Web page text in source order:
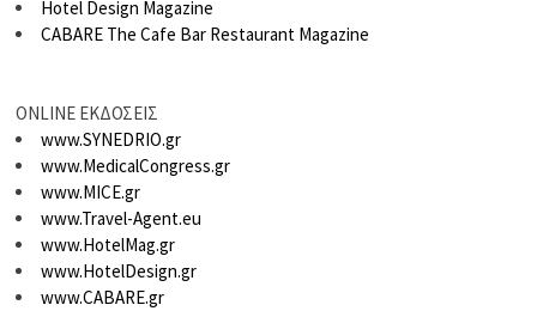
Hotel Design Magazine
CABARE The Cafe Bar Restaurant Magazine
ONLINE ΕΚΔΟΣΕΙΣ
www.SYNEDRIO.gr
www.MedicalCongress.gr
www.MICE.gr
www.Travel-Agent.eu
www.HotelMag.gr
www.HotelDesign.gr
www.CABARE.gr